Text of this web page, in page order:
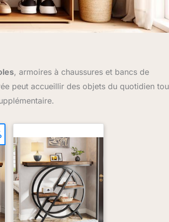
, armoires à chaussures et bancs de
peut accueillir des objets du quotidien